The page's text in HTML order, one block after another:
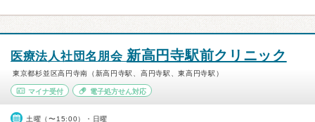
医療法人社団名朋会 新高円寺駅前クリニック
東京都杉並区高円寺南（新高円寺駅、高円寺駅、東高円寺駅）
マイナ受付 電子処方せん対応
土曜（〜15:00）・日曜